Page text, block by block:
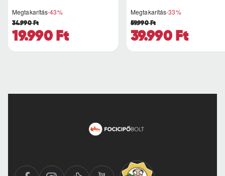
Megtakarítás-43%
19.990 Ft
34.990 Ft
Megtakarítás-33%
39.990 Ft
59.990 Ft